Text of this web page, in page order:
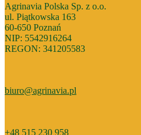
Agrinavia Polska Sp. z o.o.
ul. Piątkowska 163
60-650 Poznań
NIP: 5542916264
REGON: 341205583
biuro@agrinavia.pl
+48 515 230 958